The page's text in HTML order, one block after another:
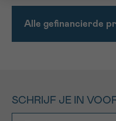
Alle gefinancierde
SCHRIJF JE IN